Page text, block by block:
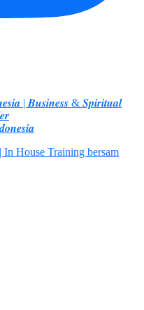
| 𝑩𝒖𝒔𝒊𝒏𝒆𝒔𝒔 & 𝑺𝒑𝒊𝒓𝒊𝒕𝒖𝒂𝒍
House Training bersam